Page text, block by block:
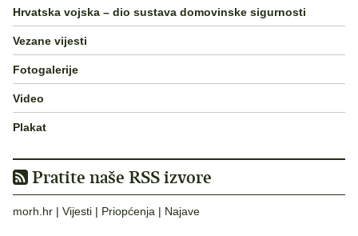
Hrvatska vojska – dio sustava domovinske sigurnosti
Vezane vijesti
Fotogalerije
Video
Plakat
Pratite naše RSS izvore
morh.hr | Vijesti | Priopćenja | Najave